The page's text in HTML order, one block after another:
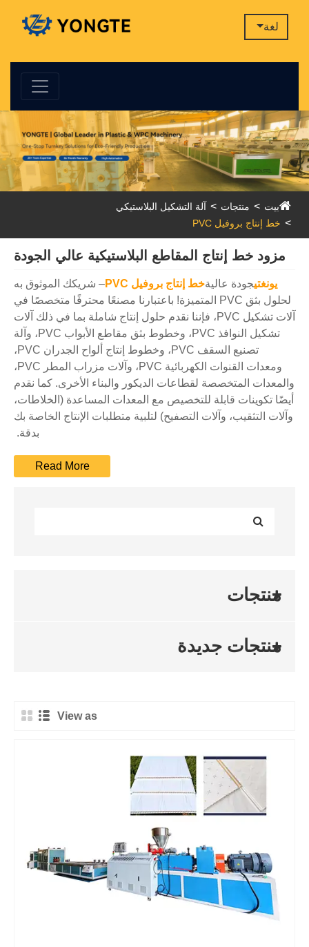
لغة
بيت منتجات
آلة التشكيل البلاستيكي
خط إنتاج بروفيل PVC
مزود خط إنتاج المقاطع البلاستيكية عالي الجودة
يونغتيجودة عاليةخط إنتاج بروفيل PVC
– شريكك الموثوق به
لحلول بثق PVC المتميزة! باعتبارنا مصنعًا محترفًا متخصصًا في
آلات تشكيل PVC، فإننا نقدم حلول إنتاج شاملة بما في ذلك آلات
تشكيل النوافذ PVC، وخطوط بثق مقاطع الأبواب PVC، وآلة
تصنيع السقف PVC، وخطوط إنتاج ألواح الجدران PVC،
ومعدات القنوات الكهربائية PVC، وآلات مزراب المطر PVC،
والمعدات المتخصصة لقطاعات الديكور والبناء الأخرى. كما نقدم
أيضًا تكوينات قابلة للتخصيص مع المعدات المساعدة (الخلاطات،
وآلات التثقيب، وآلات التصفيح) لتلبية متطلبات الإنتاج الخاصة بك
بدقة.
منتجات
منتجات جديدة
View as